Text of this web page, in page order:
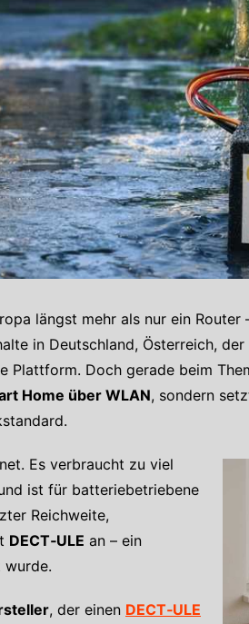
längst mehr als nur ein
in Deutschland, Österreich,
Plattform. Doch gerade beim
Home über WLAN, sondern
Es verbraucht zu viel
ist für batteriebetriebene
Reichweite,
DECT‑ULE an – ein
wurde.
, der einen DECT‑ULE